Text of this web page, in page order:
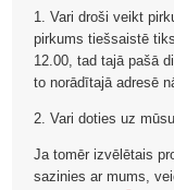
1. Vari droši veikt
pirkums tiešsaistē
12.00, tad tajā pašā
to norādītajā adresē
2. Vari doties uz
Ja tomēr izvēlētais
sazinies ar mums,